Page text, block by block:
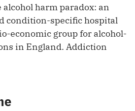
harm paradox: an
condition-specific hospital
economic group for alcohol-
in England. Addiction